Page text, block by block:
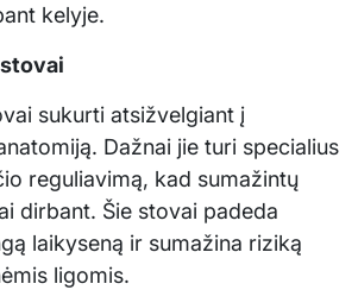
kelyje.
sukurti atsižvelgiant į
Dažnai jie turi specialius
reguliavimą, kad sumažintų
dirbant. Šie stovai padeda
laikyseną ir sumažina riziką
ligomis.